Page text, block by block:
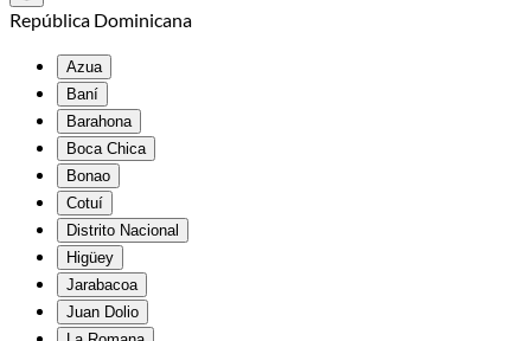
República Dominicana
Azua
Baní
Barahona
Boca Chica
Bonao
Cotuí
Distrito Nacional
Higüey
Jarabacoa
Juan Dolio